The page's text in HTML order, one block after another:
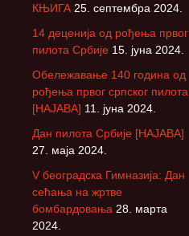
КЊИГА 25. септембра 2024.
14 деценија од рођења првог
пилота Србије 15. јуна 2024.
Обележавање 140 година од
рођења првог српског пилота
[НАЈАВА] 11. јуна 2024.
Дан пилота Србије [НАЈАВА]
27. маја 2024.
V београдска Гимназија: Дан
сећања на жртве
бомбардовања 28. марта
2024.